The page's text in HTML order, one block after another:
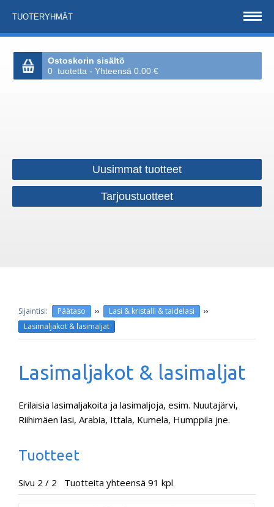
TUOTERYHMÄT
Ostoskorin sisältö
0 tuotetta - Yhteensä 0.00 €
Uusimmat tuotteet
Tarjoustuotteet
Päätaso ›› Lasi & kristalli & taidelasi ››
Lasimaljakot & lasimaljat
Lasimaljakot & lasimaljat
Erilaisia lasimaljakoita ja lasimaljoja, esim. Nuutajärvi,
Riihimäen lasi, Arabia, Ittala, Kumela, Humppila jne.
Tuotteet
Sivu 2 / 2 Tuotteita yhteensä 91 kpl